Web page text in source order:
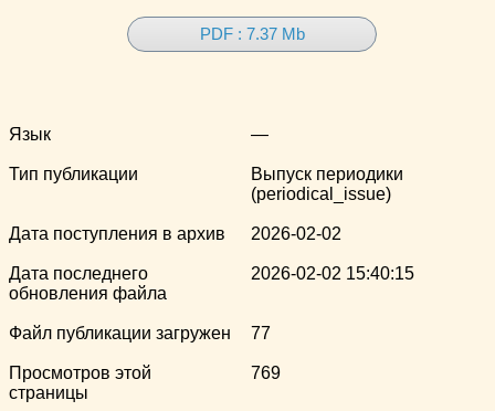
PDF : 7.37 Mb
Язык —
Тип публикации
Выпуск периодики
(periodical_issue)
Дата поступления в архив 2026-02-02
Дата последнего
обновления файла
2026-02-02 15:40:15
Файл публикации загружен 77
Просмотров этой
страницы
769